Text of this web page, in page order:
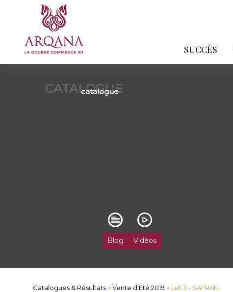
SUCCÈS
CATALOGUE
catalogue
Blog Vidéos
Catalogues & Résultats >Vente d'Eté 2019 > Lot 3 - SAFRAN